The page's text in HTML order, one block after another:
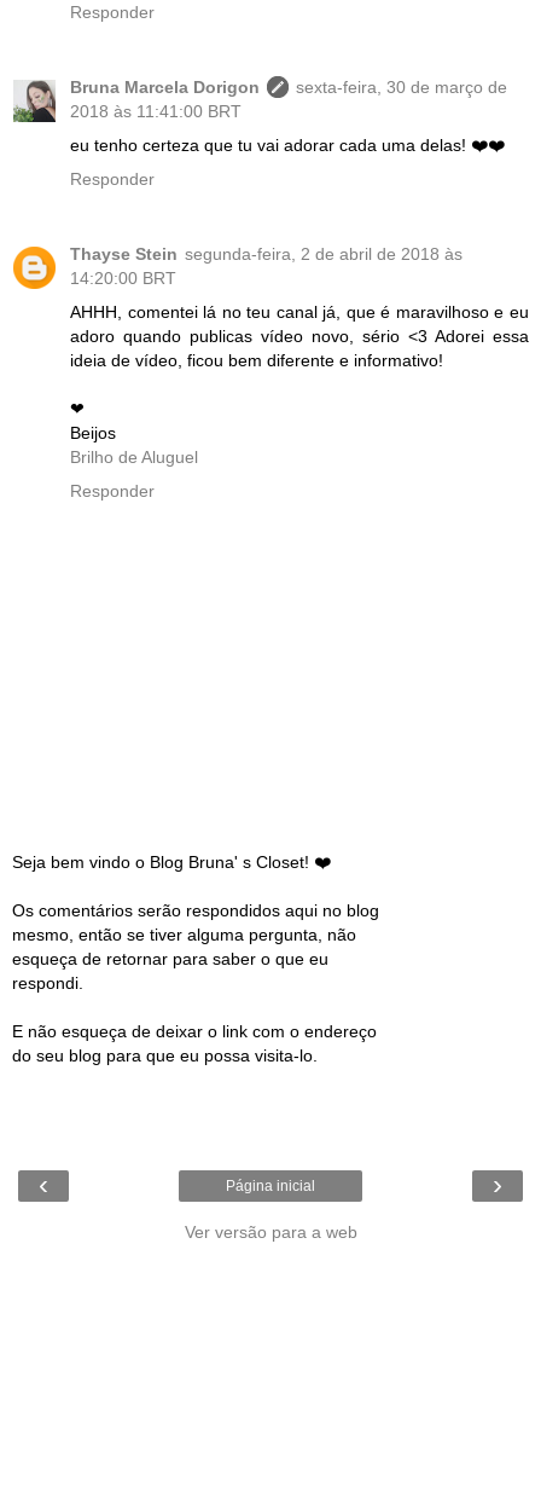
Responder
Bruna Marcela Dorigon
sexta-feira, 30 de março de
2018 às 11:41:00 BRT
eu tenho certeza que tu vai adorar cada uma delas! ❤️❤️
Responder
Thayse Stein segunda-feira, 2 de abril de 2018 às
14:20:00 BRT
AHHH, comentei lá no teu canal já, que é maravilhoso e eu
adoro quando publicas vídeo novo, sério <3 Adorei essa
ideia de vídeo, ficou bem diferente e informativo!
❤
Beijos
Brilho de Aluguel
Responder
Seja bem vindo o Blog Bruna' s Closet! ❤️
Os comentários serão respondidos aqui no blog
mesmo, então se tiver alguma pergunta, não
esqueça de retornar para saber o que eu
respondi.
E não esqueça de deixar o link com o endereço
do seu blog para que eu possa visita-lo.
‹ ›
Página inicial
Ver versão para a web